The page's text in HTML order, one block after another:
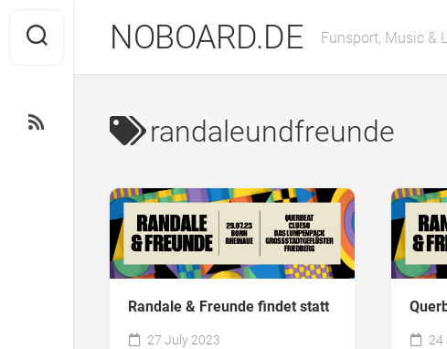
content
NOBOARD.DE Funsport, Music &
randaleundfreunde
Randale & Freunde findet statt
27 July 2023 24